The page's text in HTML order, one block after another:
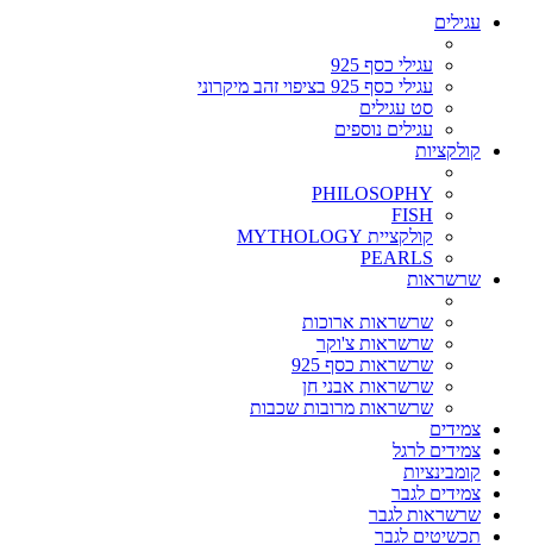
עגילים
עגילי כסף 925
עגילי כסף 925 בציפוי זהב מיקרוני
סט עגילים
עגילים נוספים
קולקציות
PHILOSOPHY
FISH
קולקציית MYTHOLOGY
PEARLS
שרשראות
שרשראות ארוכות
שרשראות צ'וקר
שרשראות כסף 925
שרשראות אבני חן
שרשראות מרובות שכבות
צמידים
צמידים לרגל
קומבינציות
צמידים לגבר
שרשראות לגבר
תכשיטים לגבר